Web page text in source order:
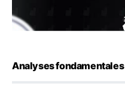
Analyses fondamentales